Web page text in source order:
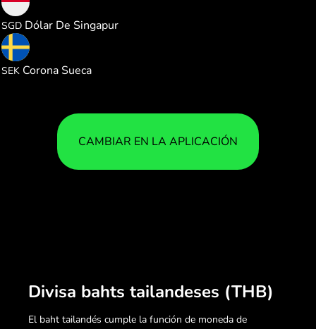
SGD Dólar De Singapur
SEK Corona Sueca
CAMBIAR EN LA APLICACIÓN
Divisa bahts tailandeses (THB)
El baht tailandés cumple la función de moneda de